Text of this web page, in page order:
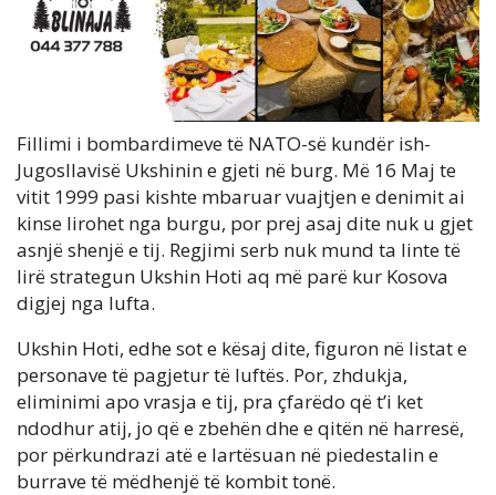
Fillimi i bombardimeve të NATO-së kundër ish-
Jugosllavisë Ukshinin e gjeti në burg. Më 16 Maj te
vitit 1999 pasi kishte mbaruar vuajtjen e denimit ai
kinse lirohet nga burgu, por prej asaj dite nuk u gjet
asnjë shenjë e tij. Regjimi serb nuk mund ta linte të
lirë strategun Ukshin Hoti aq më parë kur Kosova
digjej nga lufta.
Ukshin Hoti, edhe sot e kësaj dite, figuron në listat e
personave të pagjetur të luftës. Por, zhdukja,
eliminimi apo vrasja e tij, pra çfarëdo që t’i ket
ndodhur atij, jo që e zbehën dhe e qitën në harresë,
por përkundrazi atë e lartësuan në piedestalin e
burrave të mëdhenjë të kombit tonë.